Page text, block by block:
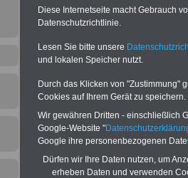
Meldung
will zurück
Diese Internetseite macht Gebrauch
Datenschutzrichtlinie.
Lesen Sie bitte unsere
und lokalen Speicher nutzt.
Durch das Klicken von "Zustimmung"
Cookies auf Ihrem Gerät zu speichern.
Wir gewähren Dritten - einschließlich
Google-Website "
Google ihre personenbezogenen
Dürfen wir Ihre Daten nutzen, um
erheben Daten und verwenden